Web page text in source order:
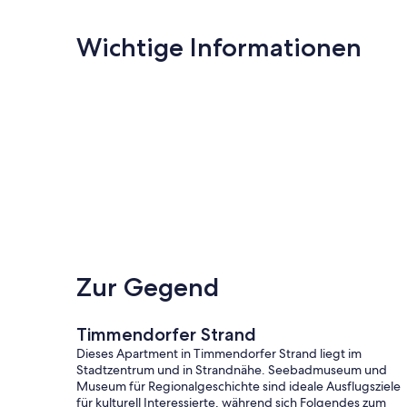
Wichtige Informationen
Zur Gegend
Timmendorfer Strand
Dieses Apartment in Timmendorfer Strand liegt im
Stadtzentrum und in Strandnähe. Seebadmuseum und
Museum für Regionalgeschichte sind ideale Ausflugsziele
für kulturell Interessierte, während sich Folgendes zum